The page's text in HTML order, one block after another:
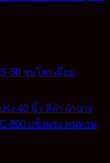
50 ชุบโครเมี่ยม